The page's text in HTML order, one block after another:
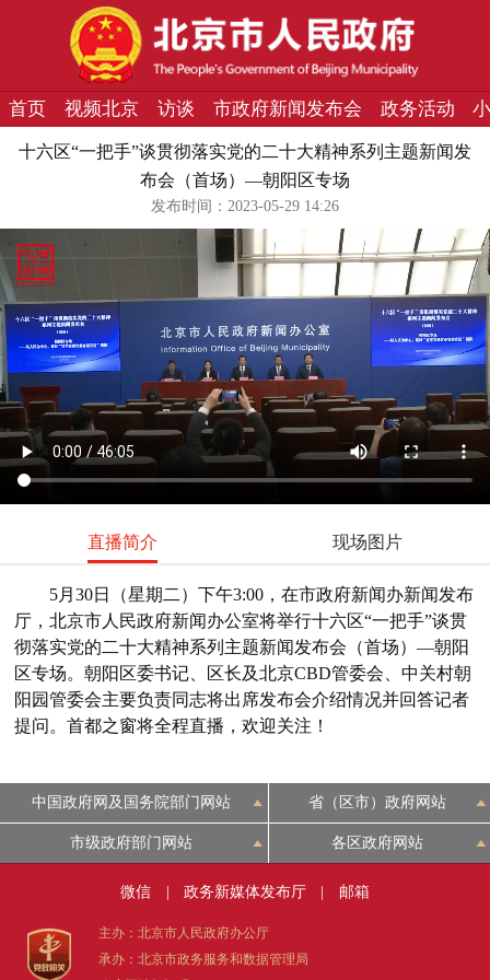
首页 视频北京 访谈 市政府新闻发布会 政务活动
十六区“一把手”谈贯彻落实党的二十大精神系列主题新闻发
布会（首场）—朝阳区专场
发布时间：2023-05-29 14:26
直播简介 现场图片
5月30日（星期二）下午3:00，在市政府新闻办新闻发布
厅，北京市人民政府新闻办公室将举行十六区“一把手”谈贯
彻落实党的二十大精神系列主题新闻发布会（首场）—朝阳
区专场。朝阳区委书记、区长及北京CBD管委会、中关村朝
阳园管委会主要负责同志将出席发布会介绍情况并回答记者
提问。首都之窗将全程直播，欢迎关注！
中国政府网及国务院部门网站 省（区市）政府网站
市级政府部门网站 各区政府网站
微信 政务新媒体发布厅 邮箱
主办：北京市人民政府办公厅
承办：北京市政务服务和数据管理局